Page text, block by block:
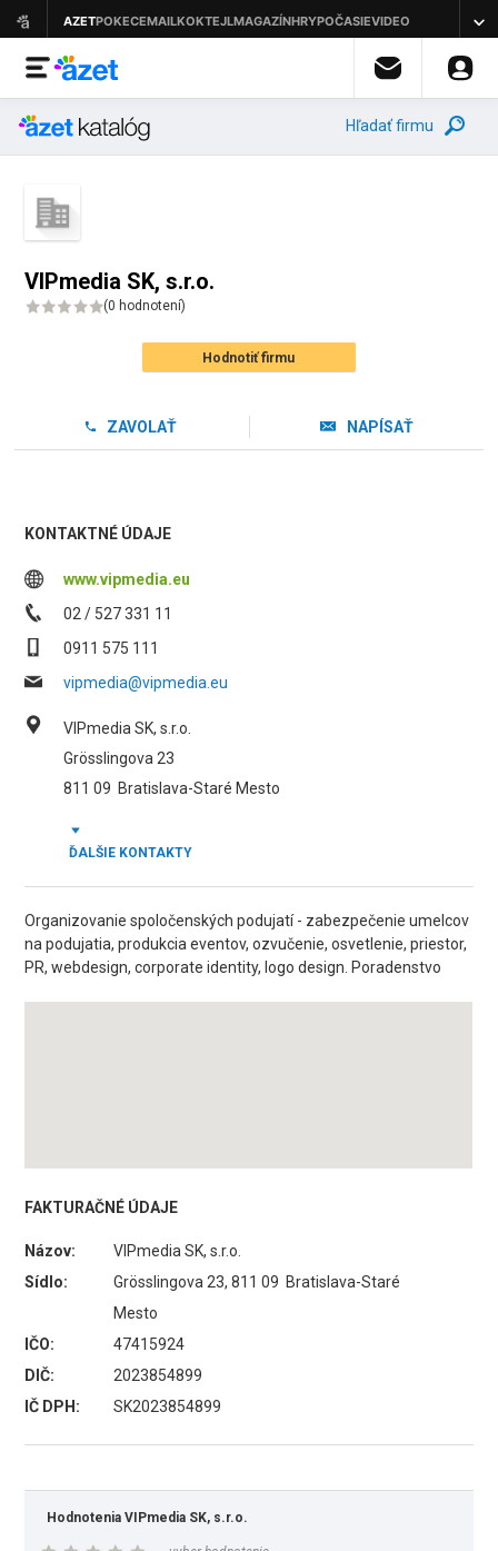
Hľadať firmu
VIPmedia SK, s.r.o.
(0 hodnotení)
Hodnotiť firmu
ZAVOLAŤ NAPÍSAŤ
KONTAKTNÉ ÚDAJE
www.vipmedia.eu
02 / 527 331 11
0911 575 111
vipmedia@vipmedia.eu
VIPmedia SK, s.r.o.
Grösslingova 23
811 09 Bratislava-Staré Mesto
ĎALŠIE KONTAKTY
Organizovanie spoločenských podujatí - zabezpečenie umelcov
na podujatia, produkcia eventov, ozvučenie, osvetlenie, priestor,
PR, webdesign, corporate identity, logo design. Poradenstvo
FAKTURAČNÉ ÚDAJE
Názov:
VIPmedia SK, s.r.o.
Sídlo:
Grösslingova 23, 811 09 Bratislava-Staré
Mesto
IČO:
47415924
DIČ:
2023854899
IČ DPH:
SK2023854899
Hodnotenia VIPmedia SK, s.r.o.